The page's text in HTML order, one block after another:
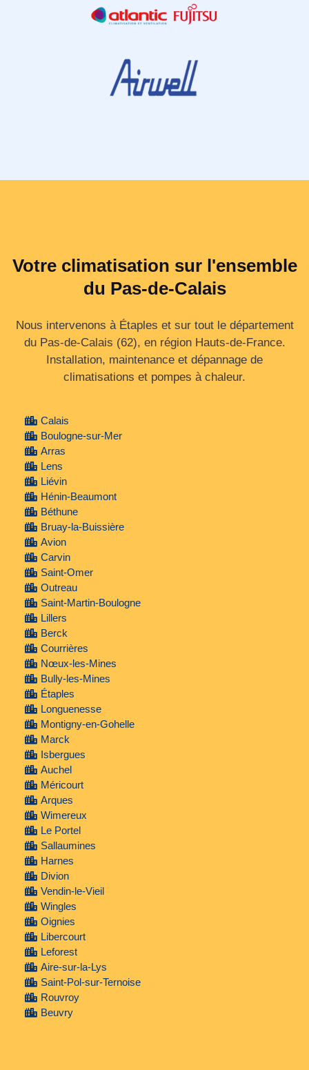
Votre climatisation sur l'ensemble
du Pas-de-Calais
Nous intervenons à Étaples et sur tout le département
du Pas‑de‑Calais (62), en région Hauts‑de‑France.
Installation, maintenance et dépannage de
climatisations et pompes à chaleur.
Calais
Boulogne-sur-Mer
Arras
Lens
Liévin
Hénin-Beaumont
Béthune
Bruay-la-Buissière
Avion
Carvin
Saint-Omer
Outreau
Saint-Martin-Boulogne
Lillers
Berck
Courrières
Nœux-les-Mines
Bully-les-Mines
Étaples
Longuenesse
Montigny-en-Gohelle
Marck
Isbergues
Auchel
Méricourt
Arques
Wimereux
Le Portel
Sallaumines
Harnes
Divion
Vendin-le-Vieil
Wingles
Oignies
Libercourt
Leforest
Aire-sur-la-Lys
Saint-Pol-sur-Ternoise
Rouvroy
Beuvry